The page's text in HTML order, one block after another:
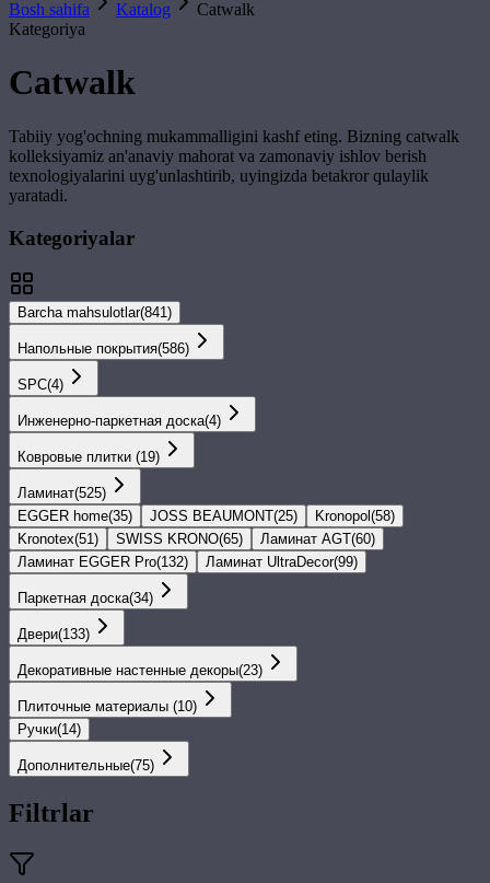
Bosh sahifa Katalog
Catwalk
Kategoriya
Catwalk
Tabiiy yog'ochning mukammalligini kashf eting. Bizning catwalk
kolleksiyamiz an'anaviy mahorat va zamonaviy ishlov berish
texnologiyalarini uyg'unlashtirib, uyingizda betakror qulaylik
yaratadi.
Kategoriyalar
Barcha mahsulotlar(841)
Напольные покрытия(586)
SPС(4)
Инженерно-паркетная доска(4)
Ковровые плитки (19)
Ламинат(525)
EGGER home(35) JOSS BEAUMONT(25) Kronopol (58)
Kronotex(51) SWISS KRONO(65) Ламинат AGT(60)
Ламинат EGGER Pro(132) Ламинат UltraDecor(99)
Паркетная доска(34)
Двери(133)
Декоративные настенные декоры(23)
Плиточные материалы (10)
Ручки(14)
Дополнительные(75)
Filtrlar